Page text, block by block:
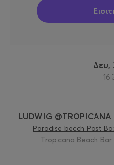
LUDWIG
Paradise beach Post
Tropicana Beach